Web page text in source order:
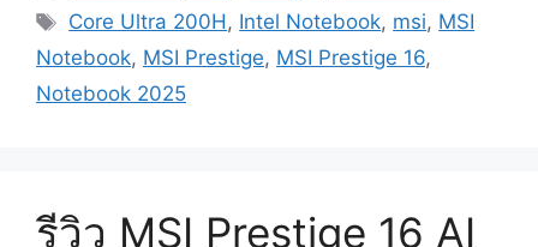
Tags
Core Ultra 200H, Intel Notebook, msi, MSI
Notebook, MSI Prestige, MSI Prestige 16,
Notebook 2025
รีวิว MSI Prestige 16 AI